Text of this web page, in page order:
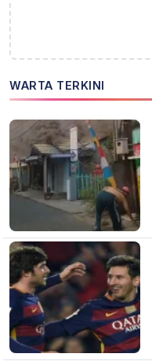
WARTA TERKINI